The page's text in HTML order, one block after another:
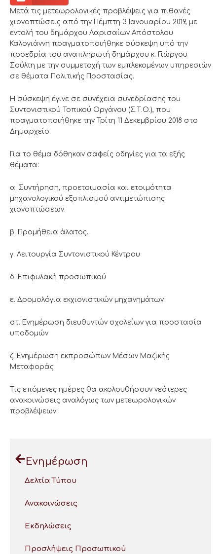
Μετά τις μετεωρολογικές προβλέψεις για πιθανές
χιονοπτώσεις από την Πέμπτη 3 Ιανουαρίου 2019, με
εντολή του δημάρχου Λαρισαίων Απόστολου
Καλογιάννη πραγματοποιήθηκε σύσκεψη υπό την
προεδρία του αναπληρωτή δημάρχου κ. Γιώργου
Σούλτη με την συμμετοχή των εμπλεκομένων υπηρεσιών
σε θέματα Πολιτικής Προστασίας.
Η σύσκεψη έγινε σε συνέχεια συνεδρίασης του
Συντονιστικού Τοπικού Οργάνου (Σ.Τ.Ο.), που
πραγματοποιήθηκε την Τρίτη 11 Δεκεμβρίου 2018 στο
Δημαρχείο.
Για το θέμα δόθηκαν σαφείς οδηγίες για τα εξής
θέματα:
α. Συντήρηση, προετοιμασία και ετοιμότητα
μηχανολογικού εξοπλισμού αντιμετώπισης
χιονοπτώσεων.
β. Προμήθεια άλατος.
γ. Λειτουργία Συντονιστικού Κέντρου
δ. Επιφυλακή προσωπικού
ε. Δρομολόγια εκχιονιστικών μηχανημάτων
στ. Ενημέρωση διευθυντών σχολείων για προστασία
υποδομών
ζ. Ενημέρωση εκπροσώπων Μέσων Μαζικής
Μεταφοράς
Τις επόμενες ημέρες θα ακολουθήσουν νεότερες
ανακοινώσεις αναλόγως των μετεωρολογικών
προβλέψεων.
Ενημέρωση
Δελτία Τύπου
Ανακοινώσεις
Εκδηλώσεις
Προσλήψεις Προσωπικού